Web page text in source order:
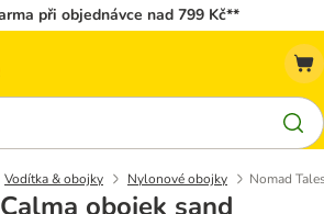
při objednávce nad 799 Kč**
Vodítka & obojky Nylonové obojky Nomad
obojek sand